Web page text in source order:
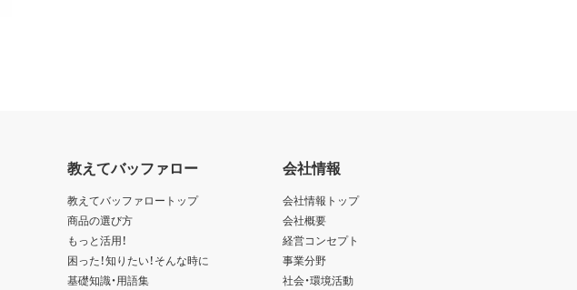
教えてバッファロー
教えてバッファロートップ
商品の選び方
もっと活用！
困った！知りたい！そんな時に
基礎知識・用語集
会社情報
会社情報トップ
会社概要
経営コンセプト
事業分野
社会・環境活動